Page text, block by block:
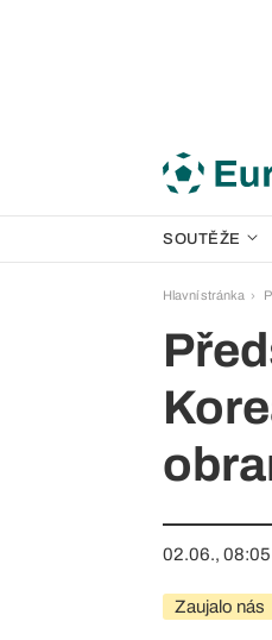
SOUTĚŽE
Hlavní stránka
02.06., 08:05
Zaujalo nás